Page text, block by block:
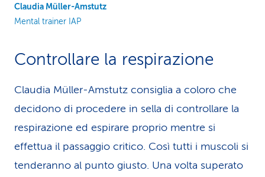
Claudia Müller-Amstutz
Mental trainer IAP
Controllare la respirazione
Claudia Müller-Amstutz consiglia a coloro che
decidono di procedere in sella di controllare la
respirazione ed espirare proprio mentre si
effettua il passaggio critico. Così tutti i muscoli si
tenderanno al punto giusto. Una volta superato